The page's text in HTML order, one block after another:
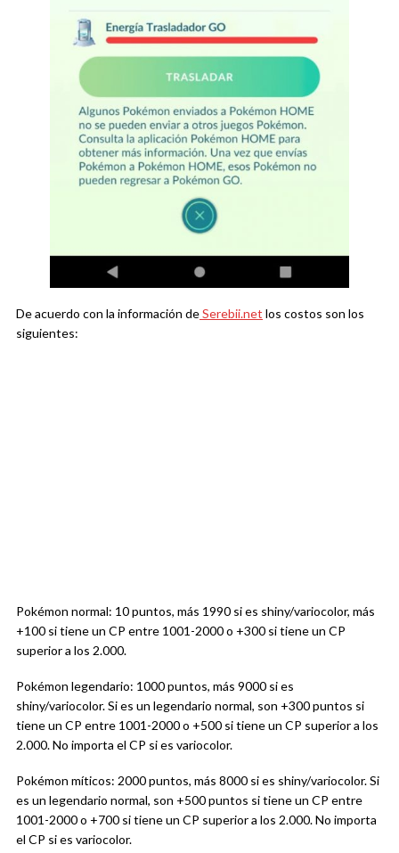
De acuerdo con la información deSerebii.net los costos son los
siguientes:
Pokémon normal: 10 puntos, más 1990 si es shiny/variocolor, más
+100 si tiene un CP entre 1001-2000 o +300 si tiene un CP
superior a los 2.000.
Pokémon legendario: 1000 puntos, más 9000 si es
shiny/variocolor. Si es un legendario normal, son +300 puntos si
tiene un CP entre 1001-2000 o +500 si tiene un CP superior a los
2.000. No importa el CP si es variocolor.
Pokémon míticos: 2000 puntos, más 8000 si es shiny/variocolor. Si
es un legendario normal, son +500 puntos si tiene un CP entre
1001-2000 o +700 si tiene un CP superior a los 2.000. No importa
el CP si es variocolor.